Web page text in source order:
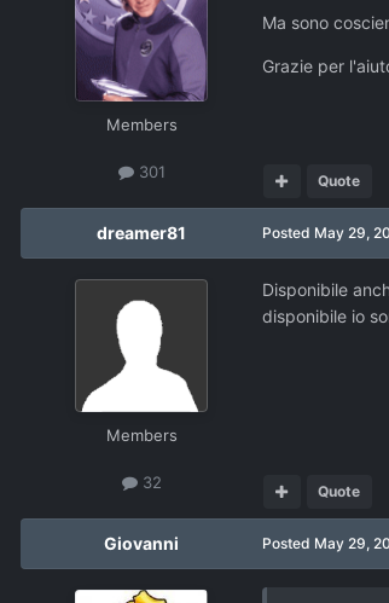
Members
301
Ma sono
Grazie per
Quote
dreamer81
Members
32
Posted May 29,
Disponibile
disponibile io
Quote
Giovanni Posted May 29,